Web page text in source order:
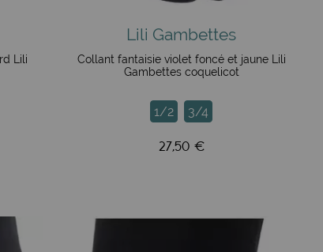
qui recherchent un style plus raffiné.
sérénité et l’évasion, parfaits pour celles qui
de la marque ! Profitez mainteant des rééditions
Lili
Lili Gambettes
Collant fantaisie violet foncé et jaune Lili
Gambettes coquelicot
1/2 3/4
27,50 €